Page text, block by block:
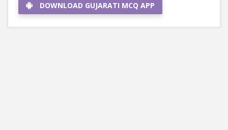
DOWNLOAD GUJARATI MCQ APP